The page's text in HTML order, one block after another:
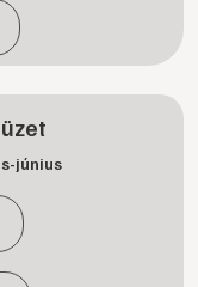
június